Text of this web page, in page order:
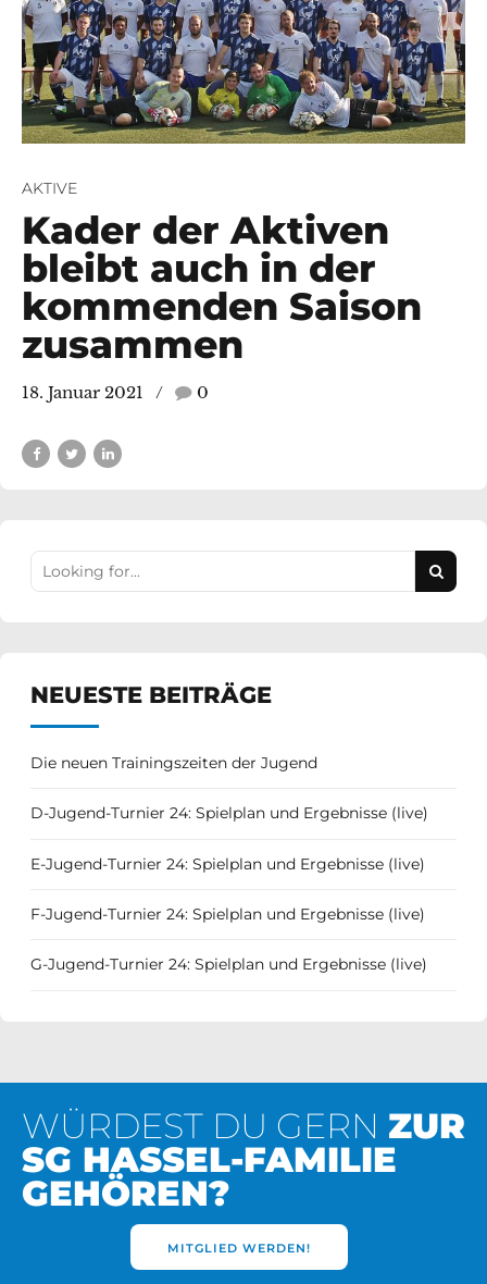
AKTIVE
Kader der Aktiven
bleibt auch in der
kommenden Saison
zusammen
18. Januar 2021 0
NEUESTE BEITRÄGE
Die neuen Trainingszeiten der Jugend
D-Jugend-Turnier 24: Spielplan und Ergebnisse (live)
E-Jugend-Turnier 24: Spielplan und Ergebnisse (live)
F-Jugend-Turnier 24: Spielplan und Ergebnisse (live)
G-Jugend-Turnier 24: Spielplan und Ergebnisse (live)
WÜRDEST DU GERN ZUR
SG HASSEL-FAMILIE
GEHÖREN?
MITGLIED WERDEN!